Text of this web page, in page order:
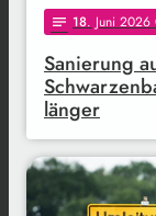
notes 18. Juni
Sanierung
länger